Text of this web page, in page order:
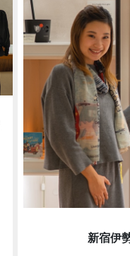
新宿伊